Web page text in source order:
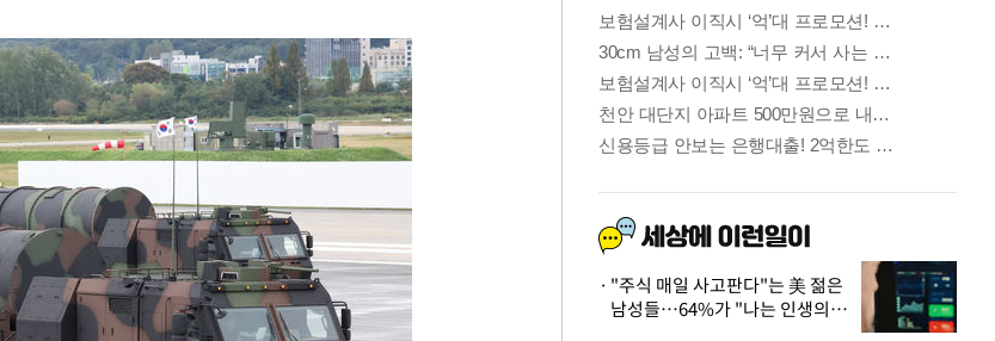
"주식 매일 사고판다"는 美 젊은
남성들…64%가 "나는 인생의